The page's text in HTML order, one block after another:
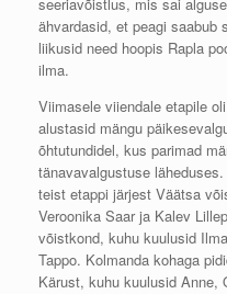
seeriavõistlus, mis sai
ähvardasid, et peagi saabub
liikusid need hoopis Rapla
ilma.
Viimasele viiendale etapile
alustasid mängu
õhtutundidel, kus parimad
tänavavalgustuse
teist etappi järjest Väätsa
Veroonika Saar ja Kalev
võistkond, kuhu kuulusid
Tappo. Kolmanda kohaga
Kärust, kuhu kuulusid Anne,